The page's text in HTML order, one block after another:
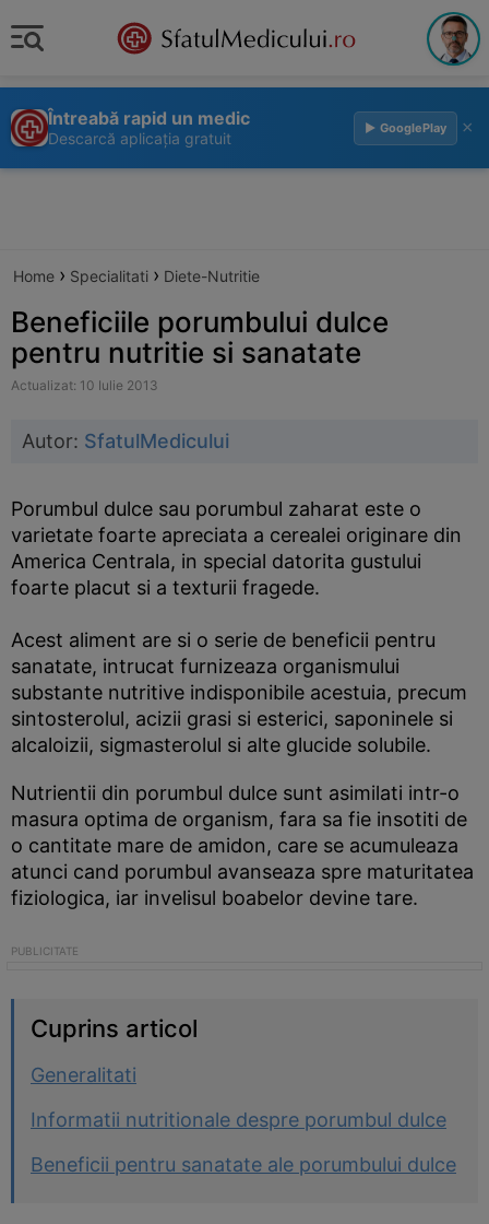
Întreabă rapid un medic
Descarcă aplicația gratuit
▶ GooglePlay ×
Home › Specialitati › Diete-Nutritie
Beneficiile porumbului dulce
pentru nutritie si sanatate
Actualizat: 10 Iulie 2013
Autor: SfatulMedicului
Porumbul dulce sau porumbul zaharat este o
varietate foarte apreciata a cerealei originare din
America Centrala, in special datorita gustului
foarte placut si a texturii fragede.
Acest aliment are si o serie de beneficii pentru
sanatate, intrucat furnizeaza organismului
substante nutritive indisponibile acestuia, precum
sintosterolul, acizii grasi si esterici, saponinele si
alcaloizii, sigmasterolul si alte glucide solubile.
Nutrientii din porumbul dulce sunt asimilati intr-o
masura optima de organism, fara sa fie insotiti de
o cantitate mare de amidon, care se acumuleaza
atunci cand porumbul avanseaza spre maturitatea
fiziologica, iar invelisul boabelor devine tare.
Cuprins articol
Generalitati
Informatii nutritionale despre porumbul dulce
Beneficii pentru sanatate ale porumbului dulce